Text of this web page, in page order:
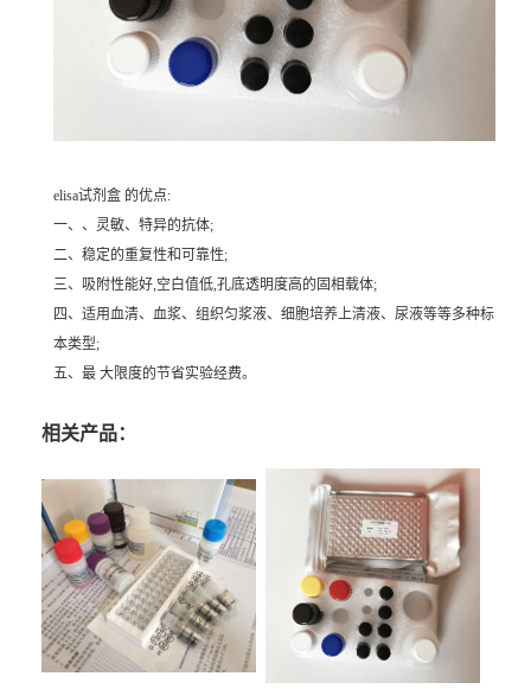
elisa试剂盒 的优点:
一、、灵敏、特异的抗体;
二、稳定的重复性和可靠性;
三、吸附性能好,空白值低,孔底透明度高的固相载体;
四、适用血清、血浆、组织匀浆液、细胞培养上清液、尿液等等多种标
本类型;
五、最 大限度的节省实验经费。
相关产品：